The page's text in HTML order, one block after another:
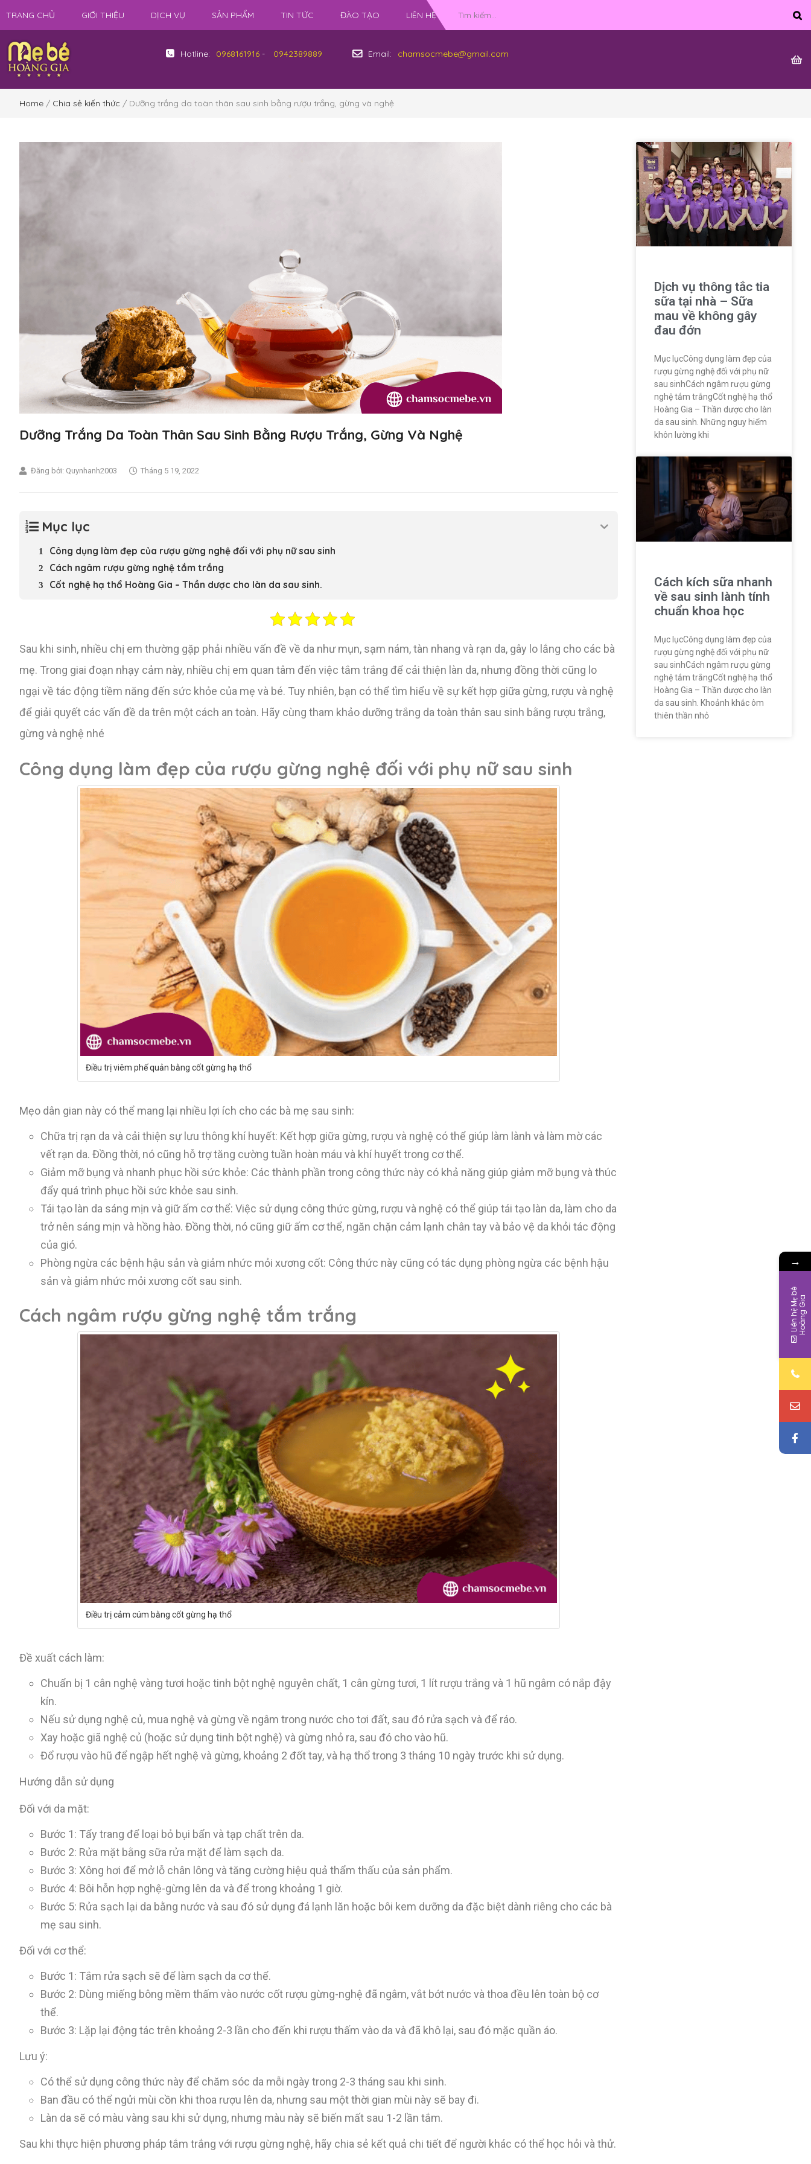
TRANG CHỦ GIỚI THIỆU DỊCH VỤ SẢN PHẨM TIN TỨC ĐÀO TẠO LIÊN HỆ
Hotline: 0968161916- 0942389889 Email: chamsocmebe@gmail.com
Home / Chia sẻ kiến thức / Dưỡng trắng da toàn thân sau sinh bằng rượu trắng, gừng và nghệ
Dưỡng Trắng Da Toàn Thân Sau Sinh Bằng Rượu Trắng, Gừng Và Nghệ
Đăng bởi: Quynhanh2003 Tháng 5 19, 2022
Mục lục
Công dụng làm đẹp của rượu gừng nghệ đối với phụ nữ sau sinh
Cách ngâm rượu gừng nghệ tắm trắng
Cốt nghệ hạ thổ Hoàng Gia – Thần dược cho làn da sau sinh.
Sau khi sinh, nhiều chị em thường gặp phải nhiều vấn đề về da như mụn, sạm nám, tàn nhang và rạn da, gây lo lắng cho các bà
mẹ. Trong giai đoạn nhạy cảm này, nhiều chị em quan tâm đến việc tắm trắng để cải thiện làn da, nhưng đồng thời cũng lo
ngại về tác động tiềm năng đến sức khỏe của mẹ và bé. Tuy nhiên, bạn có thể tìm hiểu về sự kết hợp giữa gừng, rượu và nghệ
để giải quyết các vấn đề da trên một cách an toàn. Hãy cùng tham khảo dưỡng trắng da toàn thân sau sinh bằng rượu trắng,
gừng và nghệ nhé
Công dụng làm đẹp của rượu gừng nghệ đối với phụ nữ sau sinh
Điều trị viêm phế quản bằng cốt gừng hạ thổ
Mẹo dân gian này có thể mang lại nhiều lợi ích cho các bà mẹ sau sinh:
Chữa trị rạn da và cải thiện sự lưu thông khí huyết: Kết hợp giữa gừng, rượu và nghệ có thể giúp làm lành và làm mờ các
vết rạn da. Đồng thời, nó cũng hỗ trợ tăng cường tuần hoàn máu và khí huyết trong cơ thể.
Giảm mỡ bụng và nhanh phục hồi sức khỏe: Các thành phần trong công thức này có khả năng giúp giảm mỡ bụng và thúc
đẩy quá trình phục hồi sức khỏe sau sinh.
Tái tạo làn da sáng mịn và giữ ấm cơ thể: Việc sử dụng công thức gừng, rượu và nghệ có thể giúp tái tạo làn da, làm cho da
trở nên sáng mịn và hồng hào. Đồng thời, nó cũng giữ ấm cơ thể, ngăn chặn cảm lạnh chân tay và bảo vệ da khỏi tác động
của gió.
Phòng ngừa các bệnh hậu sản và giảm nhức mỏi xương cốt: Công thức này cũng có tác dụng phòng ngừa các bệnh hậu
sản và giảm nhức mỏi xương cốt sau sinh.
Cách ngâm rượu gừng nghệ tắm trắng
Điều trị cảm cúm bằng cốt gừng hạ thổ
Đề xuất cách làm:
Chuẩn bị 1 cân nghệ vàng tươi hoặc tinh bột nghệ nguyên chất, 1 cân gừng tươi, 1 lít rượu trắng và 1 hũ ngâm có nắp đậy
kín.
Nếu sử dụng nghệ củ, mua nghệ và gừng về ngâm trong nước cho tơi đất, sau đó rửa sạch và để ráo.
Xay hoặc giã nghệ củ (hoặc sử dụng tinh bột nghệ) và gừng nhỏ ra, sau đó cho vào hũ.
Đổ rượu vào hũ để ngập hết nghệ và gừng, khoảng 2 đốt tay, và hạ thổ trong 3 tháng 10 ngày trước khi sử dụng.
Hướng dẫn sử dụng
Đối với da mặt:
Bước 1: Tẩy trang để loại bỏ bụi bẩn và tạp chất trên da.
Bước 2: Rửa mặt bằng sữa rửa mặt để làm sạch da.
Bước 3: Xông hơi để mở lỗ chân lông và tăng cường hiệu quả thẩm thấu của sản phẩm.
Bước 4: Bôi hỗn hợp nghệ-gừng lên da và để trong khoảng 1 giờ.
Bước 5: Rửa sạch lại da bằng nước và sau đó sử dụng đá lạnh lăn hoặc bôi kem dưỡng da đặc biệt dành riêng cho các bà
mẹ sau sinh.
Đối với cơ thể:
Bước 1: Tắm rửa sạch sẽ để làm sạch da cơ thể.
Bước 2: Dùng miếng bông mềm thấm vào nước cốt rượu gừng-nghệ đã ngâm, vắt bớt nước và thoa đều lên toàn bộ cơ
thể.
Bước 3: Lặp lại động tác trên khoảng 2-3 lần cho đến khi rượu thấm vào da và đã khô lại, sau đó mặc quần áo.
Lưu ý:
Có thể sử dụng công thức này để chăm sóc da mỗi ngày trong 2-3 tháng sau khi sinh.
Ban đầu có thể ngửi mùi cồn khi thoa rượu lên da, nhưng sau một thời gian mùi này sẽ bay đi.
Làn da sẽ có màu vàng sau khi sử dụng, nhưng màu này sẽ biến mất sau 1-2 lần tắm.
Sau khi thực hiện phương pháp tắm trắng với rượu gừng nghệ, hãy chia sẻ kết quả chi tiết để người khác có thể học hỏi và thử.
Dịch vụ thông tắc tia
sữa tại nhà – Sữa
mau về không gây
đau đớn
Mục lụcCông dụng làm đẹp của
rượu gừng nghệ đối với phụ nữ
sau sinhCách ngâm rượu gừng
nghệ tắm trắngCốt nghệ hạ thổ
Hoàng Gia – Thần dược cho làn
da sau sinh. Những nguy hiểm
khôn lường khi
Cách kích sữa nhanh
về sau sinh lành tính
chuẩn khoa học
Mục lụcCông dụng làm đẹp của
rượu gừng nghệ đối với phụ nữ
sau sinhCách ngâm rượu gừng
nghệ tắm trắngCốt nghệ hạ thổ
Hoàng Gia – Thần dược cho làn
da sau sinh. Khoảnh khắc ôm
thiên thần nhỏ
→
L
i
ê
n
h
ệ
M
ẹ
b
é
H
o
à
n
g
G
ia